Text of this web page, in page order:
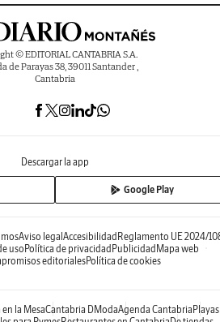
© EDITORIAL CANTABRIA S.A.
de Parayas 38, 39011 Santander ,
Cantabria
Descargar la app
Google Play
Aviso legalAccesibilidadReglamento UE 2024/
usoPolítica de privacidadPublicidadMapa web
editorialesPolítica de cookies
la MesaCantabria DModaAgenda CantabriaPlayas